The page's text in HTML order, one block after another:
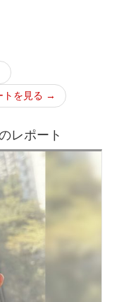
トを見る →
レポート